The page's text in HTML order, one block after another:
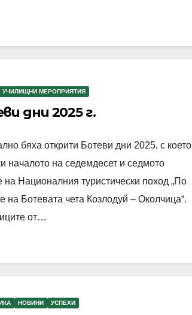
УЧИЛИЩНИ МЕРОПРИЯТИЯ
дни 2025 г.
бяха открити Ботеви дни 2025, с което
началото на седемдесет и седмото
на Националния туристически поход „По
на Ботевата чета Козлодуй – Околчица“.
от…
НОВИНИ УСПЕХИ